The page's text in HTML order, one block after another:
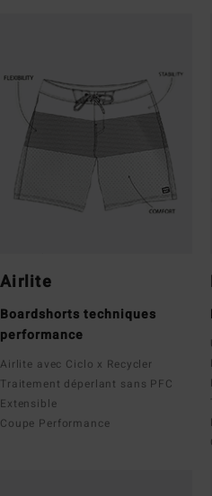
Airlite
Boardshorts techniques
performance
Airlite avec Ciclo x Recycler
Traitement déperlant sans PFC
Extensible
Coupe Performance